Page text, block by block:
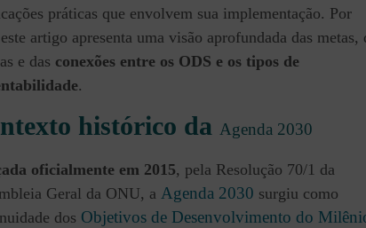
práticas que envolvem sua implementação. Por
artigo apresenta uma visão aprofundada das metas,
e das conexões entre os ODS e os tipos de
.
histórico da Agenda 2030
oficialmente em 2015, pela Resolução 70/1 da
Geral da ONU, a Agenda 2030 surgiu como
dos Objetivos de Desenvolvimento do